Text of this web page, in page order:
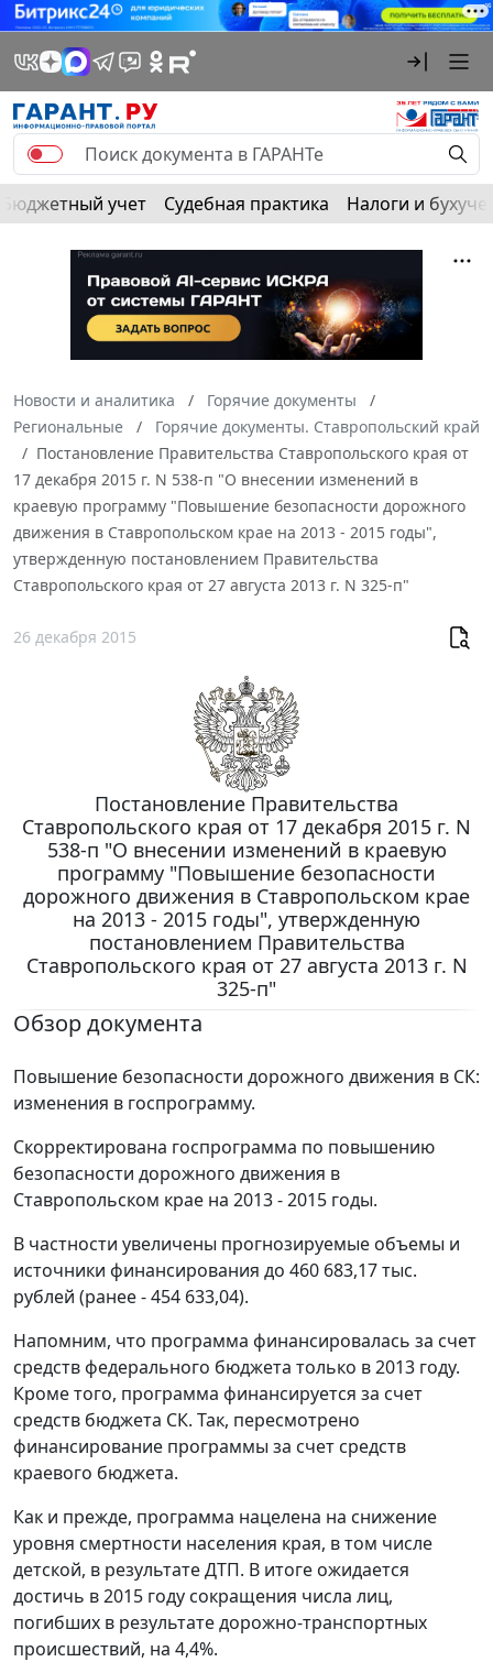
Бюджетный учет Судебная практика Налоги и
Новости и аналитика
Горячие документы
Региональные
Горячие документы. Ставропольский край
Постановление Правительства Ставропольского края от
17 декабря 2015 г. N 538-п "О внесении изменений в
краевую программу "Повышение безопасности дорожного
движения в Ставропольском крае на 2013 - 2015 годы",
утвержденную постановлением Правительства
Ставропольского края от 27 августа 2013 г. N 325-п"
26 декабря 2015
Постановление Правительства
Ставропольского края от 17 декабря 2015 г. N
538-п "О внесении изменений в краевую
программу "Повышение безопасности
дорожного движения в Ставропольском крае
на 2013 - 2015 годы", утвержденную
постановлением Правительства
Ставропольского края от 27 августа 2013 г. N
325-п"
Обзор документа
Повышение безопасности дорожного движения в СК:
изменения в госпрограмму.
Скорректирована госпрограмма по повышению
безопасности дорожного движения в
Ставропольском крае на 2013 - 2015 годы.
В частности увеличены прогнозируемые объемы и
источники финансирования до 460 683,17 тыс.
рублей (ранее - 454 633,04).
Напомним, что программа финансировалась за счет
средств федерального бюджета только в 2013 году.
Кроме того, программа финансируется за счет
средств бюджета СК. Так, пересмотрено
финансирование программы за счет средств
краевого бюджета.
Как и прежде, программа нацелена на снижение
уровня смертности населения края, в том числе
детской, в результате ДТП. В итоге ожидается
достичь в 2015 году сокращения числа лиц,
погибших в результате дорожно-транспортных
происшествий, на 4,4%.